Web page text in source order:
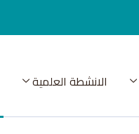
الانشطة العلمية